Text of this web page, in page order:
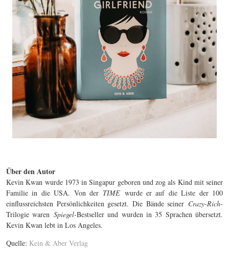
Über den Autor
Kevin Kwan wurde 1973 in Singapur geboren und zog als Kind mit seiner
Familie in die USA. Von der TIME wurde er auf die Liste der 100
einflussreichsten Persönlichkeiten gesetzt. Die Bände seiner Crazy-Rich-
Trilogie waren Spiegel-Bestseller und wurden in 35 Sprachen übersetzt.
Kevin Kwan lebt in Los Angeles.
Quelle: Kein & Aber Verlag